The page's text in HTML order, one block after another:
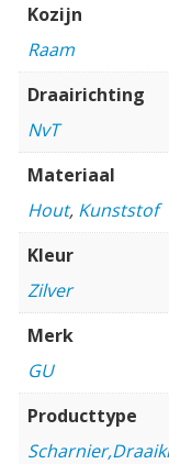
Kozijn
Raam
Draairichting
NvT
Materiaal
Hout, Kunststof
Kleur
Zilver
Merk
GU
Producttype